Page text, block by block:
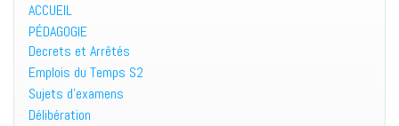
ACCUEIL
PÉDAGOGIE
Decrets et Arrêtés
Emplois du Temps S2
Sujets d’examens
Délibération